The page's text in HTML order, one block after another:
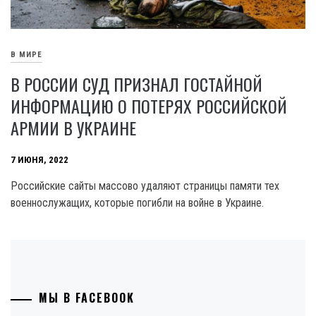
В МИРЕ
В РОССИИ СУД ПРИЗНАЛ ГОСТАЙНОЙ
ИНФОРМАЦИЮ О ПОТЕРЯХ РОССИЙСКОЙ
АРМИИ В УКРАИНЕ
7 ИЮНЯ, 2022
Российские сайты массово удаляют страницы памяти тех
военнослужащих, которые погибли на войне в Украине.
МЫ В FACEBOOK